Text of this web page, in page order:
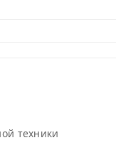
техники